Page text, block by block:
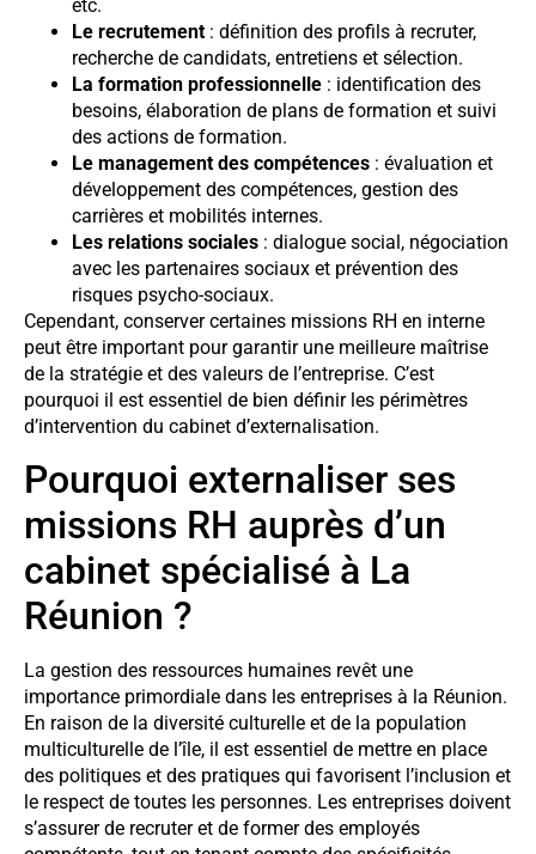
etc.
Le recrutement : définition des profils à recruter,
recherche de candidats, entretiens et sélection.
La formation professionnelle : identification des
besoins, élaboration de plans de formation et suivi
des actions de formation.
Le management des compétences : évaluation et
développement des compétences, gestion des
carrières et mobilités internes.
Les relations sociales : dialogue social, négociation
avec les partenaires sociaux et prévention des
risques psycho-sociaux.
Cependant, conserver certaines missions RH en interne
peut être important pour garantir une meilleure maîtrise
de la stratégie et des valeurs de l’entreprise. C’est
pourquoi il est essentiel de bien définir les périmètres
d’intervention du cabinet d’externalisation.
Pourquoi externaliser ses
missions RH auprès d’un
cabinet spécialisé à La
Réunion ?
La gestion des ressources humaines revêt une
importance primordiale dans les entreprises à la Réunion.
En raison de la diversité culturelle et de la population
multiculturelle de l’île, il est essentiel de mettre en place
des politiques et des pratiques qui favorisent l’inclusion et
le respect de toutes les personnes. Les entreprises doivent
s’assurer de recruter et de former des employés